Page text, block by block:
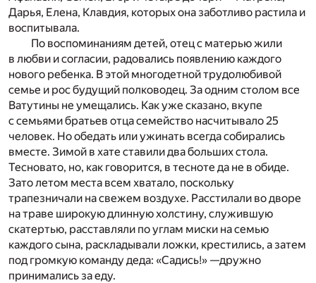
Дарья, Елена, Клавдия, которых она заботливо растила и
воспитывала.
По воспоминаниям детей, отец с матерью жили
в любви и согласии, радовались появлению каждого
нового ребенка. В этой многодетной трудолюбивой
семье и рос будущий полководец. За одним столом все
Ватутины не умещались. Как уже сказано, вкупе
с семьями братьев отца семейство насчитывало 25
человек. Но обедать или ужинать всегда собирались
вместе. Зимой в хате ставили два больших стола.
Тесновато, но, как говорится, в тесноте да не в обиде.
Зато летом места всем хватало, поскольку
трапезничали на свежем воздухе. Расстилали во дворе
на траве широкую длинную холстину, служившую
скатертью, расставляли по углам миски на семью
каждого сына, раскладывали ложки, крестились, а затем
под громкую команду деда: «Садись!» —дружно
принимались за еду.